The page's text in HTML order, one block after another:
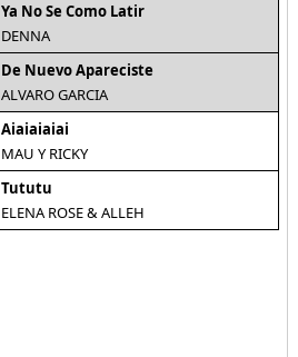
Ya No Se Como Latir
DENNA
De Nuevo Apareciste
ALVARO GARCIA
Aiaiaiaiai
MAU Y RICKY
Tututu
ELENA ROSE & ALLEH